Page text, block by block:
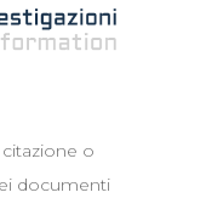
o
documenti